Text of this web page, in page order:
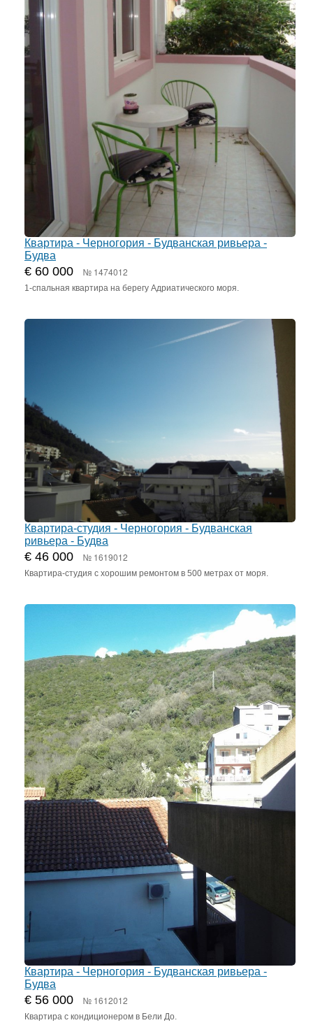
Квартира - Черногория - Будванская ривьера -
Будва
€ 60 000 № 1474012
1-спальная квартира на берегу Адриатического моря.
Квартира-студия - Черногория - Будванская
ривьера - Будва
€ 46 000 № 1619012
Квартира-студия с хорошим ремонтом в 500 метрах от моря.
Квартира - Черногория - Будванская ривьера -
Будва
€ 56 000 № 1612012
Квартира с кондиционером в Бели До.